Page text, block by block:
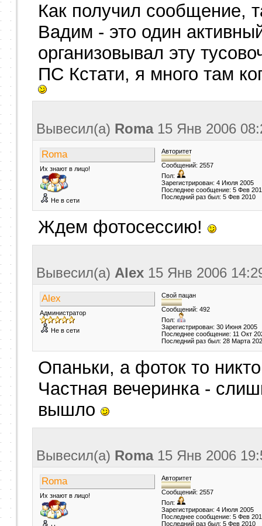
Как получил сообщение,
Вадим - это один
организовывал эту
ПС Кстати, я много там
Вывесил(a) Roma15 Янв 2006
Roma
Их знают в лицо!
Не в сети
Авторитет
Сообщений: 2557
Пол:
Зарегистрирован: 4 Июля 2005
Последнее сообщение: 5 Фев
Последний раз был: 5 Фев 2010
Ждем фотосессию!
Вывесил(a) Alex15 Янв 2006
Alex
Администратор
Не в сети
Свой пацан
Сообщений: 492
Пол:
Зарегистрирован: 30 Июня 2005
Последнее сообщение: 11 Окт
Последний раз был: 28 Марта
Опаньки, а фоток то
Частная вечеринка -
вышло
Вывесил(a) Roma15 Янв 2006
Roma
Их знают в лицо!
Авторитет
Сообщений: 2557
Пол:
Зарегистрирован: 4 Июля 2005
Последнее сообщение: 5 Фев
Последний раз был: 5 Фев 2010